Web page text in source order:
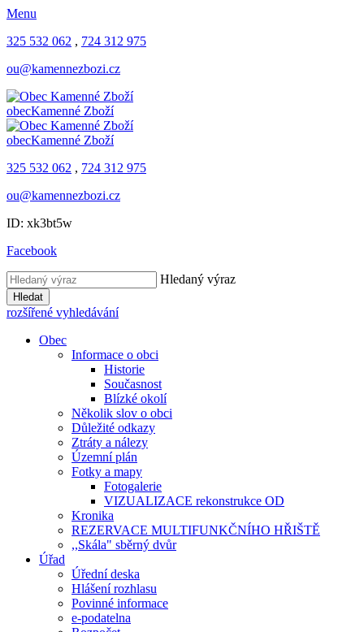
Menu
325 532 062 , 724 312 975
ou@kamennezbozi.cz
obecKamenné Zboží
obecKamenné Zboží
325 532 062 , 724 312 975
ou@kamennezbozi.cz
ID: xk3bt5w
Facebook
Hledaný výraz
Hledat
rozšířené vyhledávání
Obec
Informace o obci
Historie
Současnost
Blízké okolí
Několik slov o obci
Důležité odkazy
Ztráty a nálezy
Územní plán
Fotky a mapy
Fotogalerie
VIZUALIZACE rekonstrukce OD
Kronika
REZERVACE MULTIFUNKČNÍHO HŘIŠTĚ
,,Skála" sběrný dvůr
Úřad
Úřední deska
Hlášení rozhlasu
Povinné informace
e-podatelna